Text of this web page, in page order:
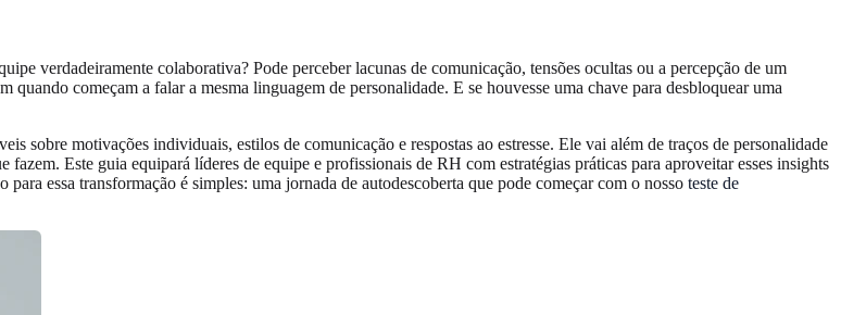
verdadeiramente colaborativa? Pode perceber lacunas de comunicação, tensões ocultas ou a percepção de um
começam a falar a mesma linguagem de personalidade. E se houvesse uma chave para desbloquear uma
sobre motivações individuais, estilos de comunicação e respostas ao estresse. Ele vai além de traços de personalidade
fazem. Este guia equipará líderes de equipe e profissionais de RH com estratégias práticas para aproveitar esses insights
essa transformação é simples: uma jornada de autodescoberta que pode começar com o nosso teste de